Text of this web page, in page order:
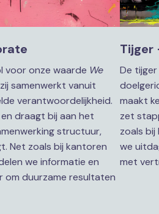
voor onze waarde We
samenwerkt vanuit
verantwoordelijkheid.
draagt bij aan het
structuur,
Net zoals bij kantoren
we informatie en
om duurzame resultaten
Tijger
De
maakt
zet
zoals bij
we
met